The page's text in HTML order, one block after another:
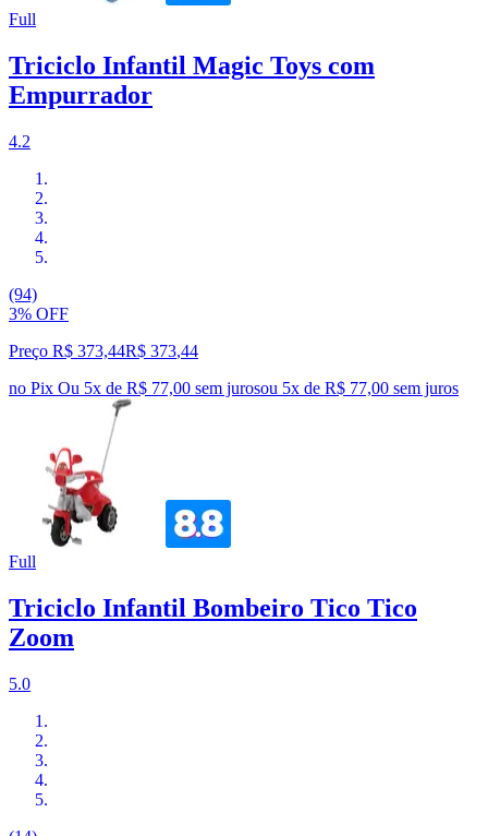
Full
Triciclo Infantil Magic Toys com
Empurrador
4.2
(94)
3% OFF
Preço R$ 373,44R$ 373,44
no Pix Ou 5x de R$ 77,00 sem jurosou 5x de R$ 77,00 sem juros
Full
Triciclo Infantil Bombeiro Tico Tico
Zoom
5.0